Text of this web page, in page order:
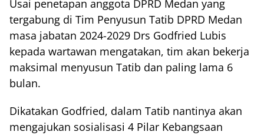
Usai penetapan anggota DPRD Medan yang
tergabung di Tim Penyusun Tatib DPRD Medan
masa jabatan 2024-2029 Drs Godfried Lubis
kepada wartawan mengatakan, tim akan bekerja
maksimal menyusun Tatib dan paling lama 6
bulan.
Dikatakan Godfried, dalam Tatib nantinya akan
mengajukan sosialisasi 4 Pilar Kebangsaan